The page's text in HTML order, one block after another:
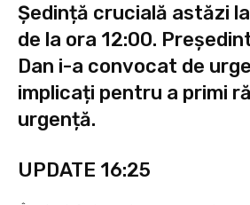
Ședință crucială astăzi
de la ora 12:00.
Dan i-a convocat de
implicați pentru a primi
urgență.
UPDATE 16:25